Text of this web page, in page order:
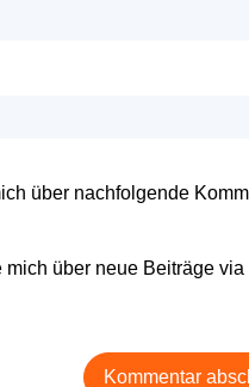
über nachfolgende
mich über neue Beiträge via